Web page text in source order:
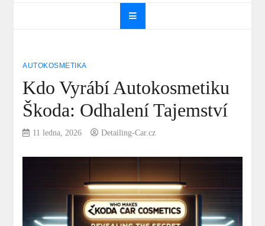
AUTOKOSMETIKA
Kdo Vyrábí Autokosmetiku
Škoda: Odhalení Tajemství
11 ledna, 2026 Detailing-Car.cz